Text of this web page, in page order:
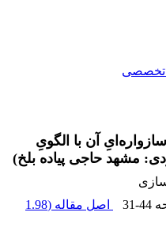
تخصصی
آن با الگویِ
مشهد حاجی پیاده بلخ)
31-44 اصل مقاله (1.98